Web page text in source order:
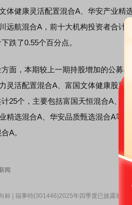
体健康灵活配置混合A、华安产业精
远航混合A，前十大机构投资者合计
跌了0.55个百分点。
，本期较上一期持股增加的公募基
灵活配置混合A、富国文体健康股票
25个，主要包括富国天恒混合A、
精选混合A、华安品质甄选混合A等
A。
闻
标 | 福事特(301446)2025年四季度已披露前十